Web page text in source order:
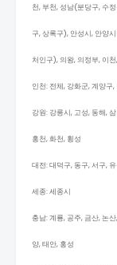
천, 부천, 성남(분당구, 수
구, 상록구), 안성시, 안양
처인구), 의왕, 의정부, 이
인천: 전체, 강화군, 계양구
강원: 강릉시, 고성, 동해,
홍천, 화천, 횡성
대전: 대덕구, 동구, 서구,
세종: 세종시
충남: 계룡, 공주, 금산, 논
양, 태안, 홍성